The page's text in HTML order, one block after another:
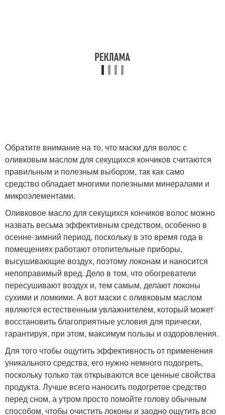
Обратите внимание на то, что маски для волос с
оливковым маслом для секущихся кончиков считаются
правильным и полезным выбором, так как само
средство обладает многими полезными минералами и
микроэлементами.
Оливковое масло для секущихся кончиков волос можно
назвать весьма эффективным средством, особенно в
осенне-зимний период, поскольку в это время года в
помещениях работают отопительные приборы,
высушивающие воздух, поэтому локонам и наносится
непоправимый вред. Дело в том, что обогреватели
пересушивают воздух и, тем самым, делают локоны
сухими и ломкими. А вот маски с оливковым маслом
являются естественным увлажнителем, который может
восстановить благоприятные условия для прически,
гарантируя, при этом, максимум пользы и оздоровления.
Для того чтобы ощутить эффективность от применения
уникального средства, его нужно немного подогреть,
поскольку только так открываются все ценные свойства
продукта. Лучше всего наносить подогретое средство
перед сном, а утром просто помойте голову обычным
способом, чтобы очистить локоны и заодно ощутить всю